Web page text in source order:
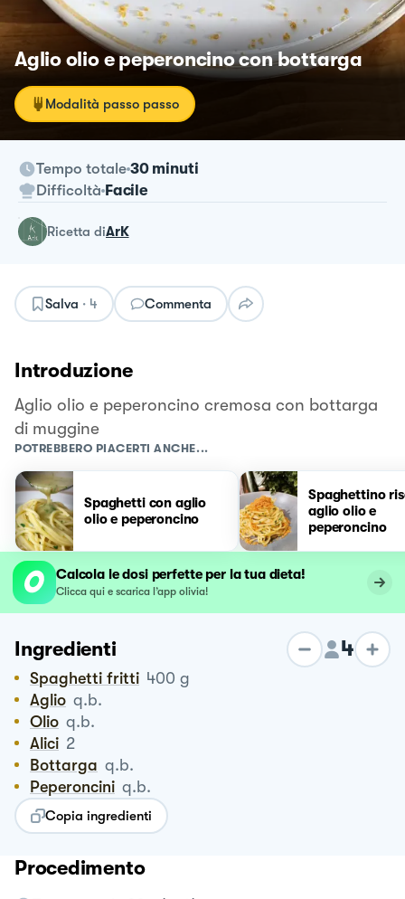
Aglio olio e peperoncino con bottarga
Modalità passo passo
Tempo totale 30 minuti
Difficoltà Facile
ricetta diArK
Salva · 4 Commenta
Introduzione
Aglio olio e peperoncino cremosa con bottarga
di muggine
POTREBBERO PIACERTI ANCHE...
Spaghetti con aglio
olio e peperoncino
Spaghettino
aglio olio e
peperoncino
Calcola le dosi perfette per la tua dieta!
Clicca qui e scarica l’app olivia!
Ingredienti 4
Spaghetti fritti 400 g
Aglio q.b.
Olio q.b.
Alici 2
Bottarga q.b.
Peperoncini q.b.
Copia ingredienti
Procedimento